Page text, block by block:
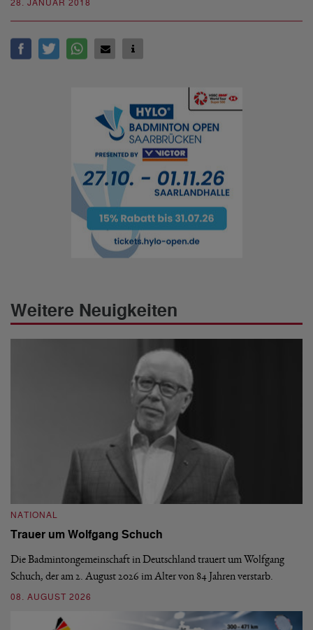
28. JANUAR 2018
Weitere Neuigkeiten
NATIONAL
Trauer um Wolfgang Schuch
Die Badmintongemeinschaft in Deutschland trauert um Wolfgang
Schuch, der am 2. August 2026 im Alter von 84 Jahren verstarb.
08. AUGUST 2026